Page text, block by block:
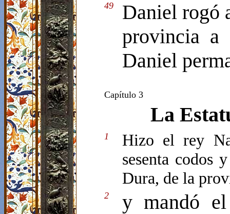
49
Daniel rogó
provincia a
Daniel
Capítulo 3
La
1
Hizo el rey
sesenta codos
Dura, de la
2
y mandó